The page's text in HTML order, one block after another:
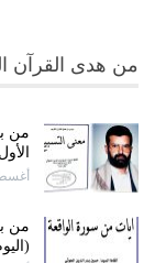
من هدى القرآن
من
أغسطس
من